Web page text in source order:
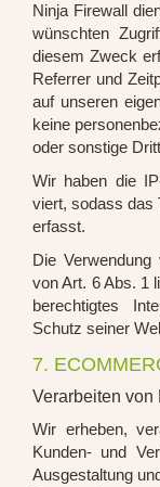
Nin­ja Fire­wall
wünsch­ten
die­sem Zweck
Refer­rer und
auf unse­ren
kei­ne
oder sons­ti­ge
Wir haben die
viert, sodass das
erfasst.
Die
von Art. 6 Abs. 1
berech­tig­tes
Schutz sei­ner
7.
Verarbeiten von
Wir erhe­ben,
Kun­den- und
Aus­ge­stal­tung